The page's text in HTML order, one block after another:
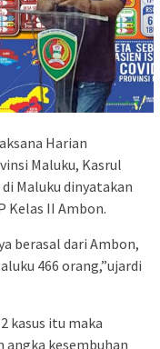
Harian
Maluku, Kasrul
Maluku dinyatakan
Kelas II Ambon.
berasal dari Ambon,
466 orang,”ujardi
kasus itu maka
angka kesembuhan